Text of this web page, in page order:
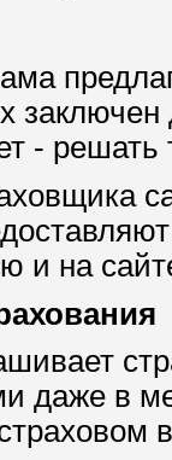
- решать
и на
даже в